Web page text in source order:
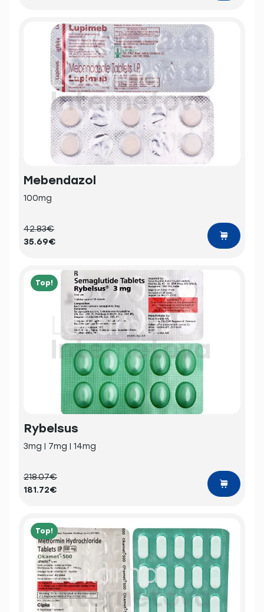
Mebendazol
100mg
42.83€
35.69€
Top!
Rybelsus
3mg | 7mg | 14mg
218.07€
181.72€
Top!